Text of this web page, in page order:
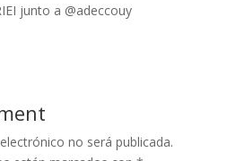
no será publicada.